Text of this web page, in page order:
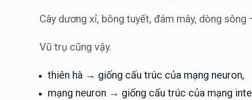
Cây dương xỉ, bông tuyết, đám mây, dòng
Vũ trụ cũng vậy.
thiên hà → giống cấu trúc của mạng neuron,
mạng neuron → giống cấu trúc của mạng